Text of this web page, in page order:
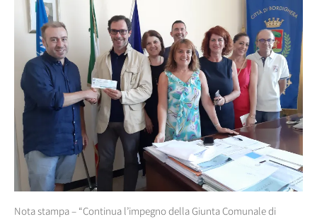
Nota stampa – “Continua l’impegno della Giunta Comunale di